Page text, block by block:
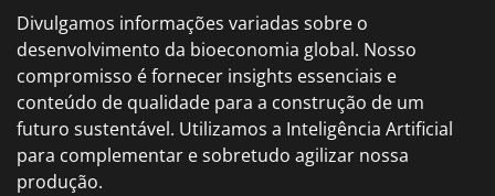
Divulgamos informações variadas sobre o
desenvolvimento da bioeconomia global. Nosso
compromisso é fornecer insights essenciais e
conteúdo de qualidade para a construção de um
futuro sustentável. Utilizamos a Inteligência Artificial
para complementar e sobretudo agilizar nossa
produção.